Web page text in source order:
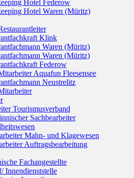
Hotel Federow
Hotel Waren (Müritz)
Klink
Waren (Müritz)
Waren (Müritz)
Federow
Aquafun Fleesensee
Neustrelitz
Tourismusverband
Sachbearbeiter
Mahn- und Klagewesen
Auftragsbearbeitung
Fachangestellte
Innendienststelle